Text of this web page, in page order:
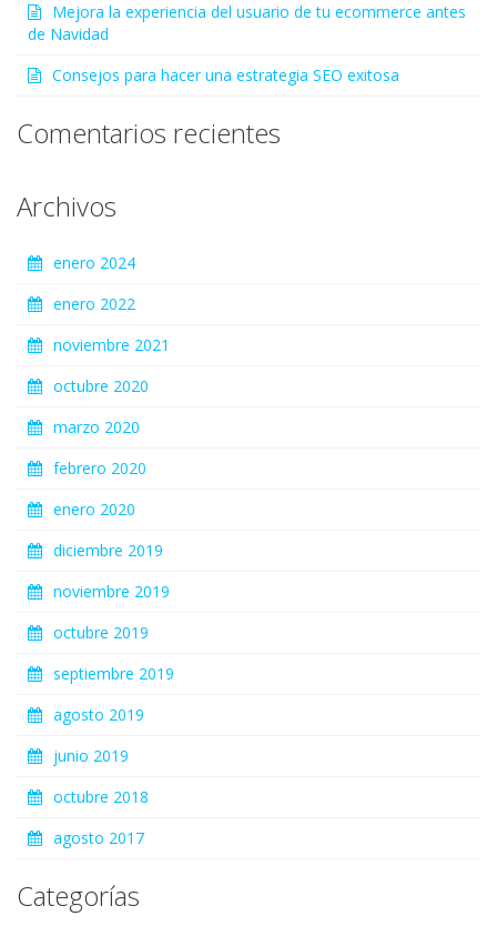
Mejora la experiencia del usuario de tu ecommerce antes
de Navidad
Consejos para hacer una estrategia SEO exitosa
Comentarios recientes
Archivos
enero 2024
enero 2022
noviembre 2021
octubre 2020
marzo 2020
febrero 2020
enero 2020
diciembre 2019
noviembre 2019
octubre 2019
septiembre 2019
agosto 2019
junio 2019
octubre 2018
agosto 2017
Categorías